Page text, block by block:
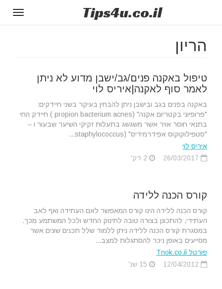
Tips4u.co.il
הריון
טיפול באקנה פנים/גב/ישבן מדוע לא ניתן
לאמר סוף לאקנה|איריס לוי
באקנה בפנים בגב ובישבן ניתן להבחין בעיקר בשני חיידקים:
"פרופיוני בקטריום אקנה" (propion bacterium acnes ) חיידק החי
בתנאי חוסר אויר אשר משגשג בתעלות זקיקי השיער שבעור ו –
"סטפילוקוקוס אפידרמידיס" (staphylococcus...
איריס לוי
קורס הכנה ללידה
קורס הכנה ללידה הינו קורס המאפשר לאם העתידה ואף לאב
העתידי, להתכונן בצורה טובה לתינוק החדש ולכל המשתמע מכך.
במסגרת קורס הכנה ללידה ניתן ללמוד שלל תכנים שונים אשר
מסייעים באופן ניכר להסתגלות למצב...
פורטל Tnok.co.il